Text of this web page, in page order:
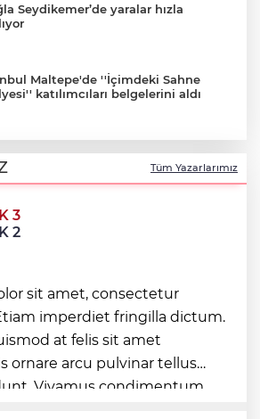
Seydikemer’de yaralar hızla
Maltepe'de ''İçimdeki Sahne
katılımcıları belgelerini aldı
umut oluyor
çok sayıda suç unsuru ele
Sason Devlet'te çalışanların
dinlendi
Yaz Kur’an Kursu
bisikletli ödül
Tüm Yazarlarımız
3
2
sit amet, consectetur
imperdiet fringilla dictum.
at felis sit amet
ornare arcu pulvinar tellus
Vivamus condimentum